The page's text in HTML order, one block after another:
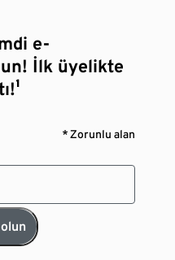
e-
İlk üyelikte
* Zorunlu alan